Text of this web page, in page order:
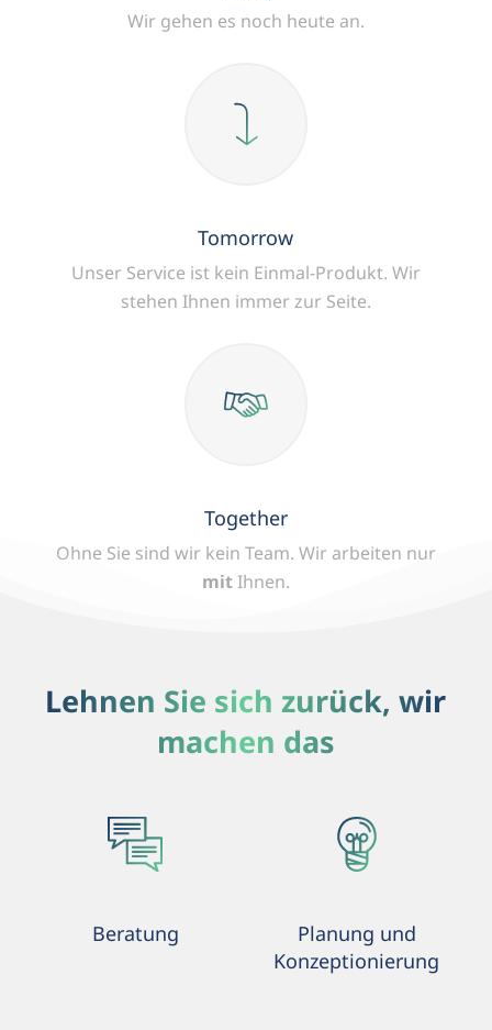
Wir gehen es noch heute an.
Tomorrow
Unser Service ist kein Einmal-Produkt. Wir
stehen Ihnen immer zur Seite.
Together
Ohne Sie sind wir kein Team. Wir arbeiten nur
mitIhnen.
Lehnen Sie sich zurück, wir
machen das
Beratung
Planung und
Konzeptionierung